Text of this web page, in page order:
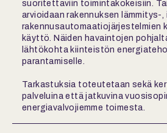
suoritettaviin toimintakokeisiin.
arvioidaan rakennuksen lämmitys-
rakennusautomaatiojärjestelmien
käyttö. Näiden havaintojen
lähtökohta kiinteistön
parantamiselle.
Tarkastuksia toteutetaan sekä
palveluina että jatkuvina
energiavalvojiemme toimesta.